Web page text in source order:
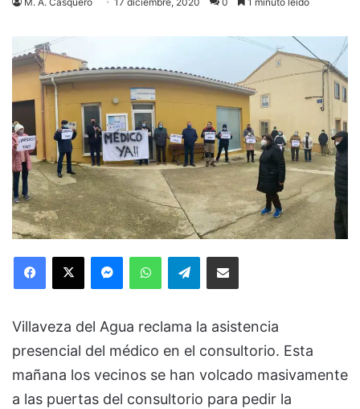
Facebook
X MessengerWhatsAppTelegramCompartir via Email
Villaveza del Agua reclama la asistencia
presencial del médico en el consultorio. Esta
mañana los vecinos se han volcado masivamente
a las puertas del consultorio para pedir la